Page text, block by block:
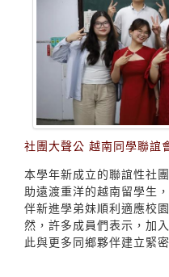
社團大聲公 越南同學聯誼
本學年新成立的聯誼性社
助遠渡重洋的越南留學生
伴新進學弟妹順利適應校
然，許多成員們表示，加
此與更多同鄉夥伴建立緊